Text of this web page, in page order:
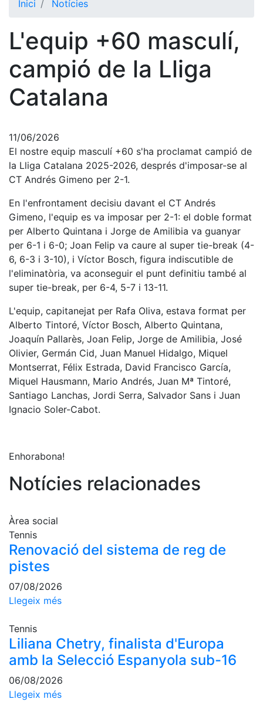
Història
La nostra
història
Cronologia
Presidents
Organització
Junta
directiva
Comissions
Estructura
executiva
Fundació
Serveis
Instal·lacions
Freqüents
(FAQs)
Treballa amb
nosaltres
Àrea esportiva
Tennis
Next Gen
Palmarès
equips
Jugadors
professionals
Competicions
Campionat
Social de
Tennis
Quadre
d'Honor
Històric
del
Campionat
Inici Notícies
L'equip +60 masculí,
campió de la Lliga
Catalana
11/06/2026
El nostre equip masculí +60 s'ha proclamat campió de
la Lliga Catalana 2025-2026, després d'imposar-se al
CT Andrés Gimeno per 2-1.
En l'enfrontament decisiu davant el CT Andrés
Gimeno, l'equip es va imposar per 2-1: el doble format
per Alberto Quintana i Jorge de Amilibia va guanyar
per 6-1 i 6-0; Joan Felip va caure al super tie-break (4-
6, 6-3 i 3-10), i Víctor Bosch, figura indiscutible de
l'eliminatòria, va aconseguir el punt definitiu també al
super tie-break, per 6-4, 5-7 i 13-11.
L'equip, capitanejat per Rafa Oliva, estava format per
Alberto Tintoré, Víctor Bosch, Alberto Quintana,
Joaquín Pallarès, Joan Felip, Jorge de Amilibia, José
Olivier, Germán Cid, Juan Manuel Hidalgo, Miquel
Montserrat, Félix Estrada, David Francisco García,
Miquel Hausmann, Mario Andrés, Juan Mª Tintoré,
Santiago Lanchas, Jordi Serra, Salvador Sans i Juan
Ignacio Soler-Cabot.
Enhorabona!
Notícies relacionades
Àrea social
Tennis
Renovació del sistema de reg de
pistes
07/08/2026
Llegeix més
Tennis
Liliana Chetry, finalista d'Europa
amb la Selecció Espanyola sub-16
06/08/2026
Llegeix més